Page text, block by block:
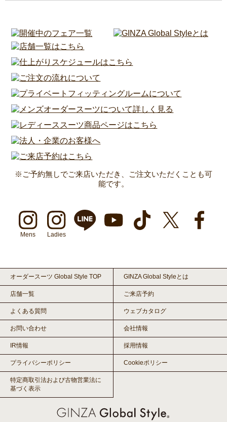
※ご予約無しでご来店いただき、ご注文いただくことも可
能です。
Mens Ladies
オーダースーツ Global Style TOP GINZA Global Styleとは
店舗一覧 ご来店予約
よくある質問 ウェブカタログ
お問い合わせ 会社情報
IR情報 採用情報
プライバシーポリシー Cookieポリシー
特定商取引法および古物営業法に
基づく表示